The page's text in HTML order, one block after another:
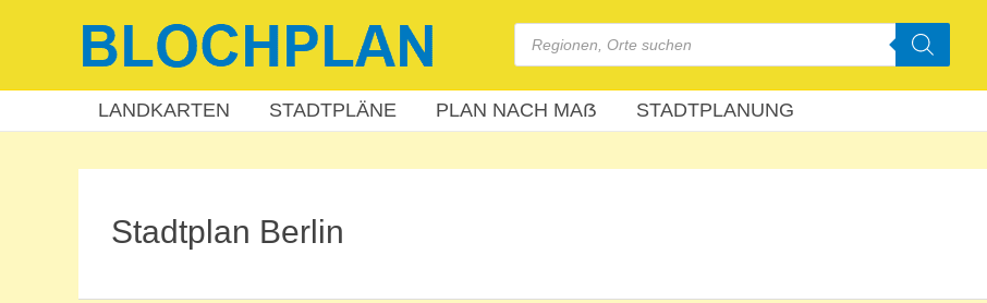
Products
search
LANDKARTEN STADTPLÄNE PLAN NACH MAẞ STADTPLANUNG
Stadtplan Berlin